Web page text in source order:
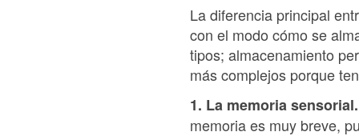
La diferencia principal
con el modo cómo se
tipos; almacenamiento
más complejos porque
1. La memoria sensorial.
memoria es muy breve,